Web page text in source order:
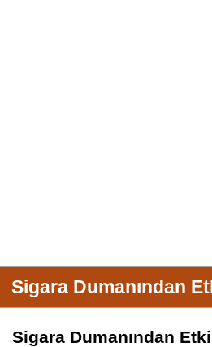
Sigara Dumanından
Sigara Dumanından